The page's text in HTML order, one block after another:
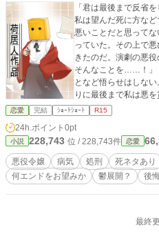
「君は最後まで反省をしないのだ
私は望んだ死に方などできな
悪いことだと思ってないもの」 悪いことだ
っていた。その上で
きたのだ。演劇の悪役のように。 「人を
そんなことを……！」 人を殺すつもりはそもそもなかったこ
となど悟らせはしな
りに最後まで私は悪を貫く。 「だって……邪魔
の」 「………っそんな態度なら処刑を取り止める必要などな
さそうだな！」 だってそれこそが私の望むものだから。元婚
約者にだって私は最後
そして死を迎え、計画
仮面を脱ぎ捨てられるのだ。死
が、本編は一応完結で
恋愛 完結 ｼｮｰﾄｼｮｰﾄ R15
24h.ポイント 0pt
小説 228,743 位 / 228,743件 恋愛
悪役令嬢 病気 処刑 死ネタあり
何エンドをお望みか
鬱展開？ 後
最終